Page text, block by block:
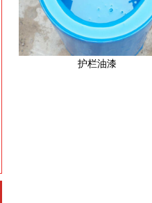
护栏油漆